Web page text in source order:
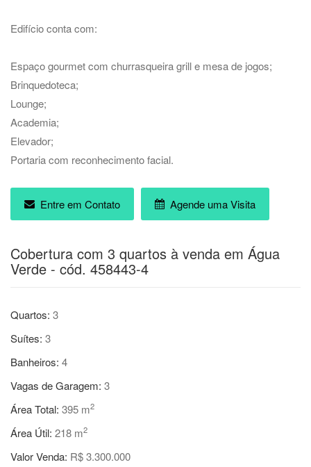
Edifício conta com:
Espaço gourmet com churrasqueira grill e mesa de jogos;
Brinquedoteca;
Lounge;
Academia;
Elevador;
Portaria com reconhecimento facial.
Entre em Contato Agende uma Visita
Cobertura com 3 quartos à venda em Água
Verde - cód. 458443-4
Quartos: 3
Suítes: 3
Banheiros: 4
Vagas de Garagem: 3
Área Total: 395 m2
Área Útil: 218 m2
Valor Venda: R$ 3.300.000